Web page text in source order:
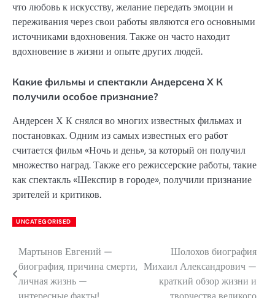
что любовь к искусству, желание передать эмоции и
переживания через свои работы являются его основными
источниками вдохновения. Также он часто находит
вдохновение в жизни и опыте других людей.
Какие фильмы и спектакли Андерсена Х К
получили особое признание?
Андерсен Х К снялся во многих известных фильмах и
постановках. Одним из самых известных его работ
считается фильм «Ночь и день», за который он получил
множество наград. Также его режиссерские работы, такие
как спектакль «Шекспир в городе», получили признание
зрителей и критиков.
UNCATEGORISED
Навигация
по
Мартынов Евгений —
биография, причина смерти,
личная жизнь —
Шолохов биография
Михаил Александрович —
краткий обзор жизни и